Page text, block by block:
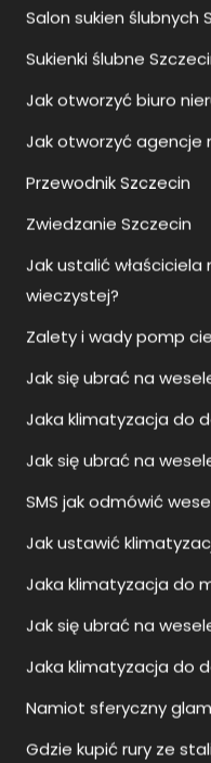
Salon sukien ślubnych
Sukienki ślubne
Jak otworzyć biuro
Jak otworzyć agencje
Przewodnik Szczecin
Zwiedzanie Szczecin
Jak ustalić
wieczystej?
Zalety i wady pomp
Jak się ubrać na
Jaka klimatyzacja do
Jak się ubrać na
SMS jak odmówić
Jak ustawić
Jaka klimatyzacja do
Jak się ubrać na
Jaka klimatyzacja do
Namiot sferyczny
Gdzie kupić rury ze